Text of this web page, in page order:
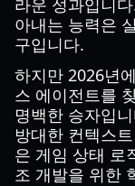
라운 성과입니
아내는 능력은
구입니다.
하지만 2026년
스 에이전트를
명백한 승자입
방대한 컨텍스
은 게임 상태 로
조 개발을 위한